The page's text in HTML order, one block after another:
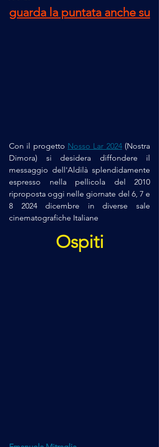
guarda la puntata anche su
Con il progetto Nosso Lar 2024 (Nostra
Dimora) si desidera diffondere il
messaggio dell'Aldilà splendidamente
espresso nella pellicola del 2010
riproposta oggi nelle giornate del 6, 7 e
8 2024 dicembre in diverse sale
cinematografiche Italiane
Ospiti